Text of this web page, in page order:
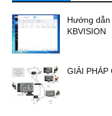
Hướng dẫn
KBVISION
GIẢI PHÁP